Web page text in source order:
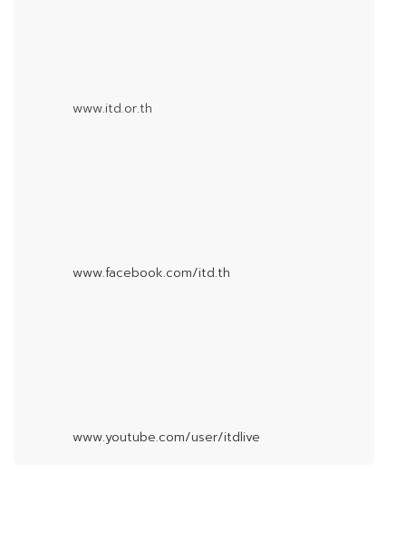
www.itd.or.th
www.facebook.com/itd.th
www.youtube.com/user/itdlive